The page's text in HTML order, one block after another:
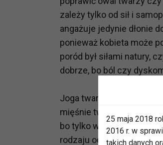
zależy tylko od sił i
angażuje jedynie dłonie
ponieważ kobieta może
poród był siłami natury,
dobrze, bo ból czy
Joga twarzy po
mięśnie twarzy. Powinna
bo tylko wtedy w pełni
rodzaju odskocznią od
25 maja 2018
2016 r. w
takich danych